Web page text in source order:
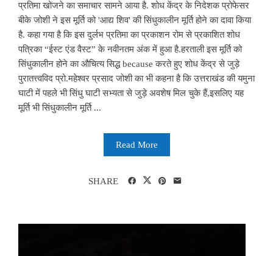
प्रतिमा खोजने का समाचार सामने आया है. शोध केंद्र के निदेशक प्रोफेसर
बीके जोशी ने इस मूर्ति को 'आद्य शिव' की सिंधुकालीन मूर्ति होने का दावा किया
है. कहा गया है कि इस दुर्लभ प्रतिमा का प्रकाशन रोम से प्रकाशित शोध
पत्रिका “ईस्ट एंड वैस्ट” के नवीनतम अंक में हुआ है.हरताली इस मूर्ति को
सिंधुकालीन होने का औचित्य सिद्ध because करते हुए शोध केंद्र से जुड़े
पुरातत्त्वविद प्रो.महेश्वर प्रसाद जोशी का भी कहना है कि उत्तराखंड की यमुना
घाटी में पहले भी सिंधु घाटी सभ्यता से जुड़े अवशेष मिल चुके हैं,इसलिए यह
मूर्ति भी सिंधुकालीन मूर्ति ...
Read More
SHARE